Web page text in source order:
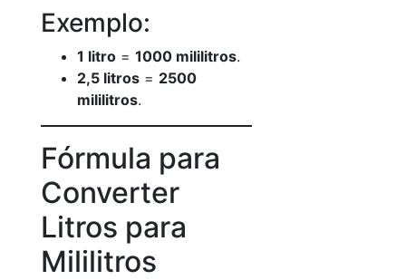
Exemplo:
1 litro = 1000 mililitros.
2,5 litros = 2500
mililitros.
Fórmula para
Converter
Litros para
Mililitros